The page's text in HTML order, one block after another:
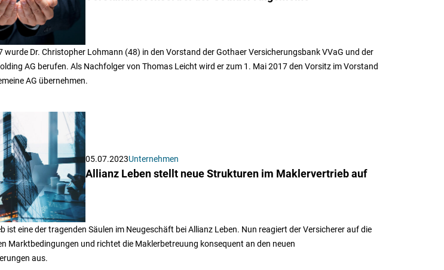
wurde Dr. Christopher Lohmann (48) in den Vorstand der Gothaer Versicherungsbank VVaG und der
AG berufen. Als Nachfolger von Thomas Leicht wird er zum 1. Mai 2017 den Vorsitz im Vorstand
AG übernehmen.
05.07.2023Unternehmen
Allianz Leben stellt neue Strukturen im Maklervertrieb auf
ist eine der tragenden Säulen im Neugeschäft bei Allianz Leben. Nun reagiert der Versicherer auf die
Marktbedingungen und richtet die Maklerbetreuung konsequent an den neuen
aus.